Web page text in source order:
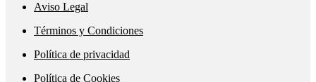
Aviso Legal
Términos y Condiciones
Política de privacidad
Política de Cookies